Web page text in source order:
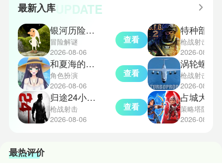
乐趣和探索深度，丰富了玩家的游
最新入库UPDATE
银河历险记1安卓版
冒险解谜
2026-08-06
查看
和夏海的暑假
角色扮演
2026-08-06
查看
归途24小时免费版
枪战射击
2026-08-06
查看
枪战射击
2026-08-06
枪战射击
2026-08-06
策略塔防
2026-08-06
最热评价